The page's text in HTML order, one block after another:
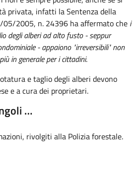
privata, infatti la Sentenza della
05/2005, n. 24396 ha affermato che i
degli alberi ad alto fusto - seppur
- appaiono "irreversibili" non
in generale per i cittadini.
e taglio degli alberi devono
e a cura dei proprietari.
…
rivolgiti alla Polizia forestale.